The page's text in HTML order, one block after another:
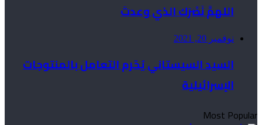
اللهمَّ نَصْرَك الذي وعدتَ
نوفمبر 20, 2021
السيد السيستاني يُحّرم التعامل بالمنتوجات
الإسرائيلية
Most Popular